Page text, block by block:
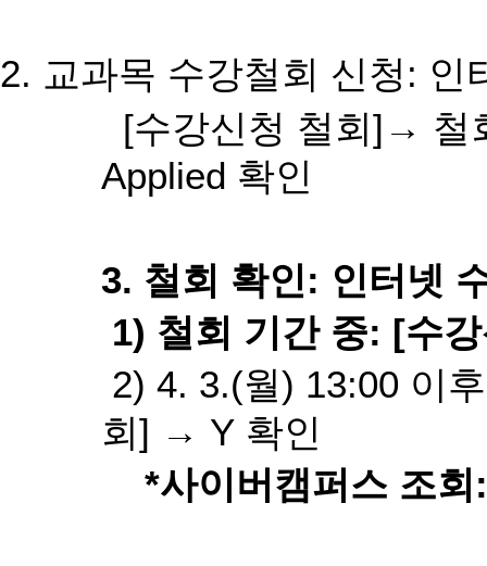
2. 교과목 수강철회 신청: 인
[수강신청 철회] → 철
Applied 확인
3. 철회 확인: 인터넷
1) 철회 기간 중: [수
2) 4. 3.(월) 13:00 이후
회] → Y 확인
*사이버캠퍼스 조회